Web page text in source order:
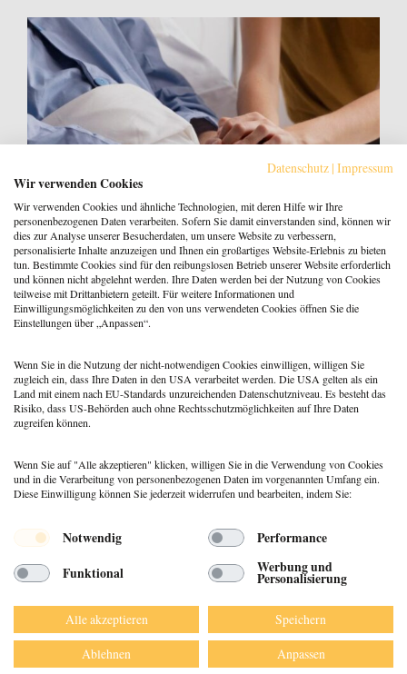
Zwischen Fürsorge und Überforderung:
Pflegende Angehörige unterstützen
Menü
VERLAG GMBH
IMPRESSUM
Datenschutz | Impressum
Wir verwenden Cookies
Wir verwenden Cookies und ähnliche Technologien, mit deren Hilfe wir Ihre
personenbezogenen Daten verarbeiten. Sofern Sie damit einverstanden sind, können wir
dies zur Analyse unserer Besucherdaten, um unsere Website zu verbessern,
personalisierte Inhalte anzuzeigen und Ihnen ein großartiges Website-Erlebnis zu bieten
tun. Bestimmte Cookies sind für den reibungslosen Betrieb unserer Website erforderlich
und können nicht abgelehnt werden. Ihre Daten werden bei der Nutzung von Cookies
teilweise mit Drittanbietern geteilt. Für weitere Informationen und
Einwilligungsmöglichkeiten zu den von uns verwendeten Cookies öffnen Sie die
Einstellungen über „Anpassen“.
Wenn Sie in die Nutzung der nicht-notwendigen Cookies einwilligen, willigen Sie
zugleich ein, dass Ihre Daten in den USA verarbeitet werden. Die USA gelten als ein
Land mit einem nach EU-Standards unzureichenden Datenschutzniveau. Es besteht das
Risiko, dass US-Behörden auch ohne Rechtsschutzmöglichkeiten auf Ihre Daten
zugreifen können.
Wenn Sie auf "Alle akzeptieren" klicken, willigen Sie in die Verwendung von Cookies
und in die Verarbeitung von personenbezogenen Daten im vorgenannten Umfang ein.
Diese Einwilligung können Sie jederzeit widerrufen und bearbeiten, indem Sie:
Notwendig
Performance
Funktional
Werbung und
Personalisierung
Alle akzeptieren
Speichern
Ablehnen
Anpassen